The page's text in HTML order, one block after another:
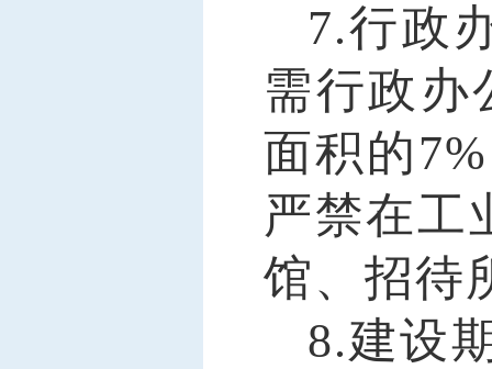
7.行政
需行政办
面积的
严禁在工
馆、招待
8.建设